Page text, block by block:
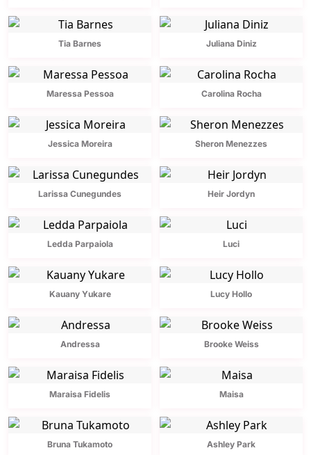
Tia Barnes Juliana Diniz
Maressa Pessoa Carolina Rocha
Jessica Moreira Sheron Menezzes
Larissa Cunegundes Heir Jordyn
Ledda Parpaiola Luci
Kauany Yukare Lucy Hollo
Andressa Brooke Weiss
Maraisa Fidelis Maisa
Bruna Tukamoto Ashley Park